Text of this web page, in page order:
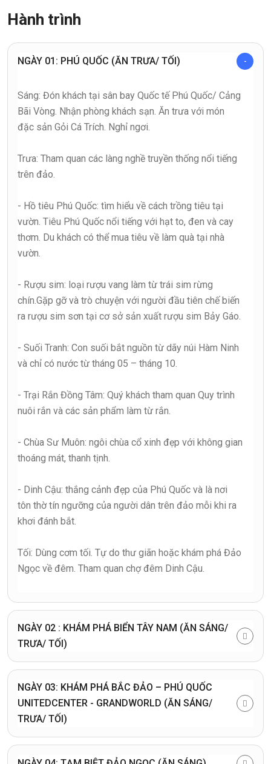
Hành trình
NGÀY 01: PHÚ QUỐC (ĂN TRƯA/ TỐI)
Sáng: Đón khách tại sân bay Quốc tế Phú Quốc/ Cảng
Bãi Vòng. Nhận phòng khách sạn. Ăn trưa với món
đặc sản Gỏi Cá Trích. Nghỉ ngơi.
Trưa: Tham quan các làng nghề truyền thống nổi tiếng
trên đảo.
- Hồ tiêu Phú Quốc: tìm hiểu về cách trồng tiêu tại
vườn. Tiêu Phú Quốc nổi tiếng với hạt to, đen và cay
thơm. Du khách có thể mua tiêu về làm quà tại nhà
vườn.
- Rượu sim: loại rượu vang làm từ trái sim rừng
chín.Gặp gỡ và trò chuyện với người đầu tiên chế biến
ra rượu sim sơn tại cơ sở sản xuất rượu sim Bảy Gáo.
- Suối Tranh: Con suối bắt nguồn từ dãy núi Hàm Ninh
và chỉ có nước từ tháng 05 – tháng 10.
- Trại Rắn Đồng Tâm: Quý khách tham quan Quy trình
nuôi rắn và các sản phẩm làm từ rắn.
- Chùa Sư Muôn: ngôi chùa cổ xinh đẹp với không gian
thoáng mát, thanh tịnh.
- Dinh Cậu: thắng cảnh đẹp của Phú Quốc và là nơi
tôn thờ tín ngưỡng của người dân trên đảo mỗi khi ra
khơi đánh bắt.
Tối: Dùng cơm tối. Tự do thư giãn hoặc khám phá Đảo
Ngọc về đêm. Tham quan chợ đêm Dinh Cậu.
NGÀY 02 : KHÁM PHÁ BIỂN TÂY NAM (ĂN SÁNG/
TRƯA/ TỐI)
NGÀY 03: KHÁM PHÁ BẮC ĐẢO – PHÚ QUỐC
UNITEDCENTER - GRANDWORLD (ĂN SÁNG/
TRƯA/ TỐI)